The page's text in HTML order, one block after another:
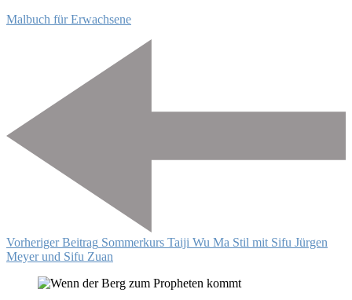
Malbuch für Erwachsene
Beitragsnavigation
Vorheriger Beitrag Sommerkurs Taiji Wu Ma Stil mit Sifu Jürgen
Meyer und Sifu Zuan